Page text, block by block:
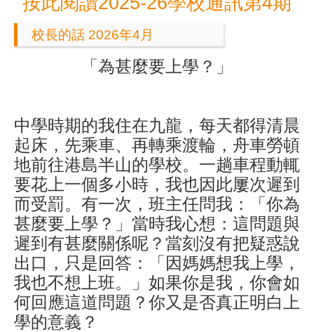
校長的話 2026年4月
「 為甚麼要上學？ 」
中學時期的我住在九龍，每天都得清晨
起床，先乘車、再轉乘渡輪，舟車勞頓
地前往港島半山的學校。一趟車程動輒
要花上一個多小時，我也因此屢次遲到
而受罰。有一次，班主任問我：「你為
甚麼要上學？」當時我心想：這問題與
遲到有甚麼關係呢？當刻沒有把疑惑說
出口，只是回答：「因媽媽想我上學，
我也不想上班。」如果你是我，你會如
何回應這道問題？你又是否真正明白上
學的意義？